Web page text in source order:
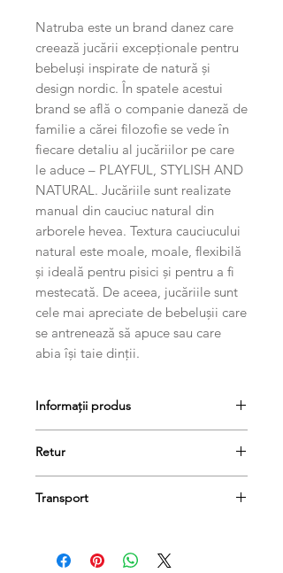
Natruba este un brand danez care
creează jucării excepționale pentru
bebeluși inspirate de natură și
design nordic. În spatele acestui
brand se află o companie daneză de
familie a cărei filozofie se vede în
fiecare detaliu al jucăriilor pe care
le aduce – PLAYFUL, STYLISH AND
NATURAL. Jucăriile sunt realizate
manual din cauciuc natural din
arborele hevea. Textura cauciucului
natural este moale, moale, flexibilă
și ideală pentru pisici și pentru a fi
mestecată. De aceea, jucăriile sunt
cele mai apreciate de bebelușii care
se antrenează să apuce sau care
abia își taie dinții.
Informații produs
Dimensiuni: 10,5 cm x 2 cm x 10,5 cm
Greutate produs: 0,15 kg
Retur
de 14 de zile, dacă păstrați etichetele
Transport
în termen de 1-3 zile lucrătoare.